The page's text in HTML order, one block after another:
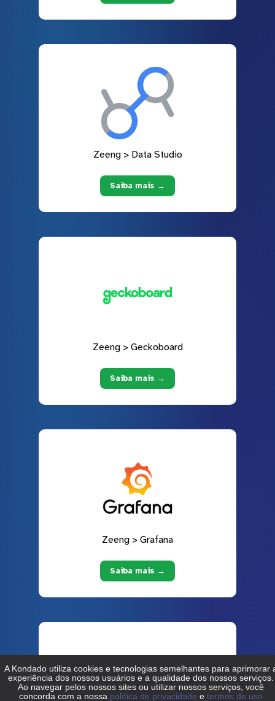
Zeeng > Data Studio
Saiba mais →
Zeeng > Geckoboard
Saiba mais →
Zeeng > Grafana
Saiba mais →